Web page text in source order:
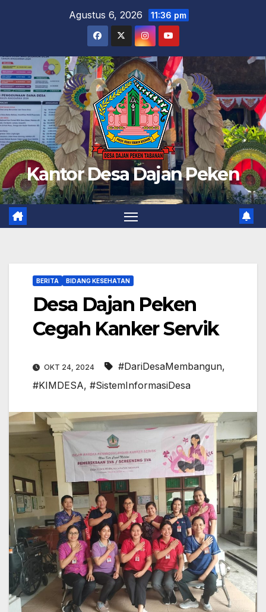
Agustus 6, 2026 11:36 pm
Kantor Desa Dajan Peken
BERITA BIDANG KESEHATAN
Desa Dajan Peken
Cegah Kanker Servik
OKT 24, 2024 #DariDesaMembangun,
#KIMDESA, #SistemInformasiDesa